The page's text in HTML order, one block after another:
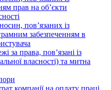
прав на об’єкти
пов’язаних із
забезпеченням в
за права, пов’язані із
власності) та митна